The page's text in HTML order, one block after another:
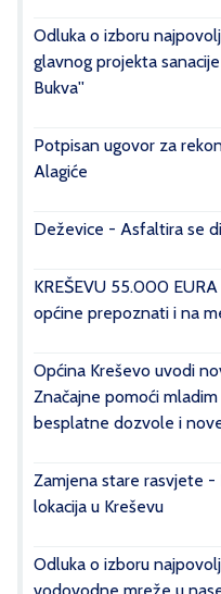
Odluka o izboru
glavnog projekta
Bukva''
Potpisan ugovor za
Alagiće
Deževice - Asfaltira se
KREŠEVU 55.000
općine prepoznati i na
Općina Kreševo uvodi
Značajne pomoći
besplatne dozvole i
Zamjena stare rasvjete
lokacija u Kreševu
Odluka o izboru